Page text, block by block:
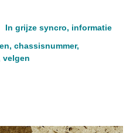
Ingrijze syncro, informatie
,chassisnummer,
velgen